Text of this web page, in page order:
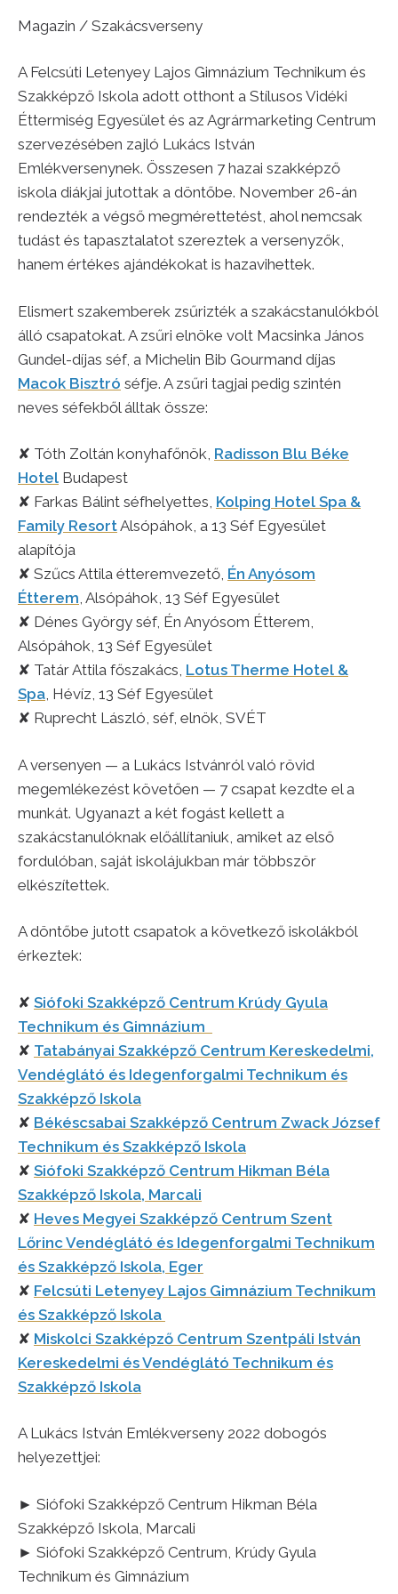
Magazin / Szakácsverseny
A Felcsúti Letenyey Lajos Gimnázium Technikum és
Szakképző Iskola adott otthont a Stílusos Vidéki
Éttermiség Egyesület és az Agrármarketing Centrum
szervezésében zajló Lukács István
Emlékversenynek. Összesen 7 hazai szakképző
iskola diákjai jutottak a döntőbe. November 26-án
rendezték a végső megmérettetést, ahol nemcsak
tudást és tapasztalatot szereztek a versenyzők,
hanem értékes ajándékokat is hazavihettek.
Elismert szakemberek zsűrizték a szakácstanulókból
álló csapatokat. A zsűri elnöke volt Macsinka János
Gundel-díjas séf, a Michelin Bib Gourmand díjas
Macok Bisztró séfje. A zsűri tagjai pedig szintén
neves séfekből álltak össze:
✘ Tóth Zoltán konyhafőnök, Radisson Blu Béke
Hotel Budapest
✘ Farkas Bálint séfhelyettes, Kolping Hotel Spa &
Family ResortAlsópáhok, a 13 Séf Egyesület
alapítója
✘ Szűcs Attila étteremvezető, Én Anyósom
Étterem, Alsópáhok, 13 Séf Egyesület
✘ Dénes György séf, Én Anyósom Étterem,
Alsópáhok, 13 Séf Egyesület
✘ Tatár Attila főszakács, Lotus Therme Hotel &
Spa, Hévíz, 13 Séf Egyesület
✘ Ruprecht László, séf, elnök, SVÉT
A versenyen — a Lukács Istvánról való rövid
megemlékezést követően — 7 csapat kezdte el a
munkát. Ugyanazt a két fogást kellett a
szakácstanulóknak előállítaniuk, amiket az első
fordulóban, saját iskolájukban már többször
elkészítettek.
A döntőbe jutott csapatok a következő iskolákból
érkeztek:
✘ Siófoki Szakképző Centrum Krúdy Gyula
Technikum és Gimnázium
✘ Tatabányai Szakképző Centrum Kereskedelmi,
Vendéglátó és Idegenforgalmi Technikum és
Szakképző Iskola
✘ Békéscsabai Szakképző Centrum Zwack József
Technikum és Szakképző Iskola
✘ Siófoki Szakképző Centrum Hikman Béla
Szakképző Iskola, Marcali
✘ Heves Megyei Szakképző Centrum Szent
Lőrinc Vendéglátó és Idegenforgalmi Technikum
és Szakképző Iskola, Eger
✘ Felcsúti Letenyey Lajos Gimnázium Technikum
és Szakképző Iskola
✘ Miskolci Szakképző Centrum Szentpáli István
Kereskedelmi és Vendéglátó Technikum és
Szakképző Iskola
A Lukács István Emlékverseny 2022 dobogós
helyezettjei:
► Siófoki Szakképző Centrum Hikman Béla
Szakképző Iskola, Marcali
► Siófoki Szakképző Centrum, Krúdy Gyula
Technikum és Gimnázium